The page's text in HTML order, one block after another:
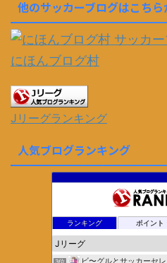
他のサッカーブログはこちら
にほんブログ村
Jリーグランキング
人気ブログランキング
ランキング ポイント